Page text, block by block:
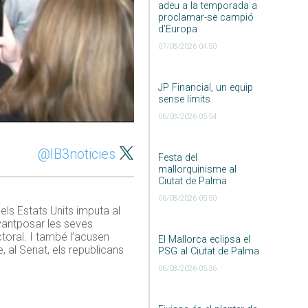
adeu a la temporada a
proclamar-se campió
d’Europa
07/08/2026 04:50
JP Financial, un equip
sense límits
06/08/2026 05:54
Festa del
mallorquinisme al
Ciutat de Palma
06/08/2026 05:50
El Mallorca eclipsa el
PSG al Ciutat de Palma
06/08/2026 05:36
@IB3noticies
Estats Units imputa al
les seves
I també l’acusen
al Senat, els republicans